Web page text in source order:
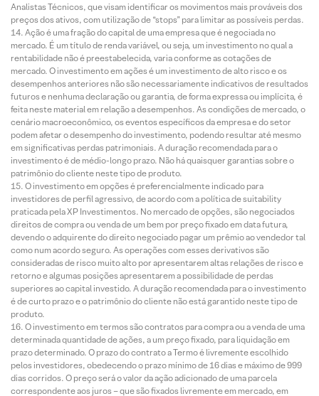
Analistas Técnicos, que visam identificar os movimentos mais prováveis dos
preços dos ativos, com utilização de “stops” para limitar as possíveis perdas.
Ação é uma fração do capital de uma empresa que é negociada no
mercado. É um título de renda variável, ou seja, um investimento no qual a
rentabilidade não é preestabelecida, varia conforme as cotações de
mercado. O investimento em ações é um investimento de alto risco e os
desempenhos anteriores não são necessariamente indicativos de resultados
futuros e nenhuma declaração ou garantia, de forma expressa ou implícita, é
feita neste material em relação a desempenhos. As condições de mercado, o
cenário macroeconômico, os eventos específicos da empresa e do setor
podem afetar o desempenho do investimento, podendo resultar até mesmo
em significativas perdas patrimoniais. A duração recomendada para o
investimento é de médio-longo prazo. Não há quaisquer garantias sobre o
patrimônio do cliente neste tipo de produto.
O investimento em opções é preferencialmente indicado para
investidores de perfil agressivo, de acordo com a política de suitability
praticada pela XP Investimentos. No mercado de opções, são negociados
direitos de compra ou venda de um bem por preço fixado em data futura,
devendo o adquirente do direito negociado pagar um prêmio ao vendedor tal
como num acordo seguro. As operações com esses derivativos são
consideradas de risco muito alto por apresentarem altas relações de risco e
retorno e algumas posições apresentarem a possibilidade de perdas
superiores ao capital investido. A duração recomendada para o investimento
é de curto prazo e o patrimônio do cliente não está garantido neste tipo de
produto.
O investimento em termos são contratos para compra ou a venda de uma
determinada quantidade de ações, a um preço fixado, para liquidação em
prazo determinado. O prazo do contrato a Termo é livremente escolhido
pelos investidores, obedecendo o prazo mínimo de 16 dias e máximo de 999
dias corridos. O preço será o valor da ação adicionado de uma parcela
correspondente aos juros – que são fixados livremente em mercado, em